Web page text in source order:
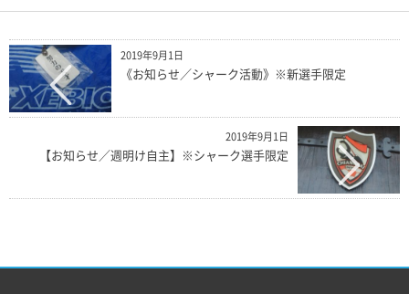
2019年9月1日
《お知らせ／シャーク活動》※新選手限定
2019年9月1日
【お知らせ／週明け自主】※シャーク選手限定